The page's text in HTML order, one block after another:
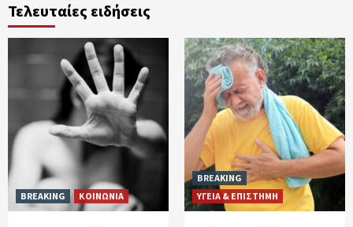
Τελευταίες ειδήσεις
BREAKING ΚΟΙΝΩΝΙΑ
BREAKING
ΥΓΕΙΑ & ΕΠΙΣΤΗΜΗ